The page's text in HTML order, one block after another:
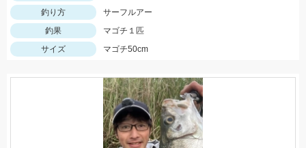
釣り方
サーフルアー
釣果
マゴチ１匹
サイズ
マゴチ50cm